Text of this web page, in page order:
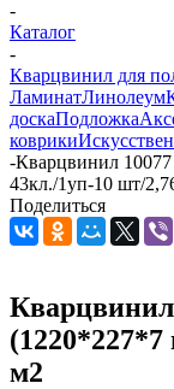
-
Каталог
-
Кварцвинил для
ЛаминатЛинолеум
доскаПодложка
коврики
-Кварцвинил
43кл./1уп-10 шт/
Поделиться
м2